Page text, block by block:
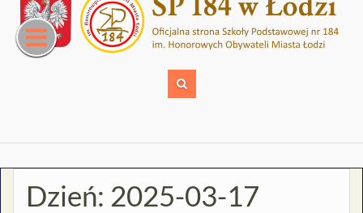
content
Dzień: 2025-03-17